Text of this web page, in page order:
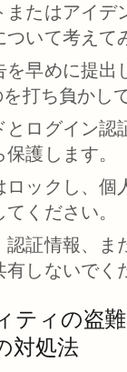
またはアイデ
いて考えて
を早めに提出
打ち負かし
とログイン認
護します。
ロックし、個
ください。
認証情報、ま
しないでく
ティの盗
対処法